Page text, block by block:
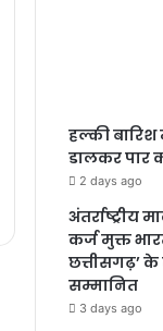
हल्की
डालकर पार
2 days ago
कर्ज मुक्त
छत्तीसगढ़’
सम्मानित
3 days ago